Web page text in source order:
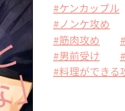
#ケンカップル
#ノンケ攻め
#筋肉攻め
#男前受け
#料理ができる